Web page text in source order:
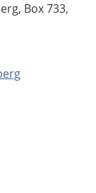
Box 733,